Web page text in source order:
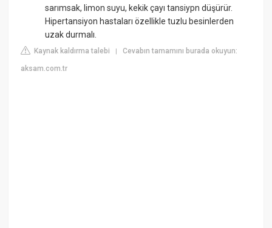
sarımsak, limon suyu, kekik çayı tansiypn düşürür.
Hipertansiyon hastaları özellikle tuzlu besinlerden
uzak durmalı.
Kaynak kaldırma talebi |Cevabın tamamını burada okuyun:
aksam.com.tr